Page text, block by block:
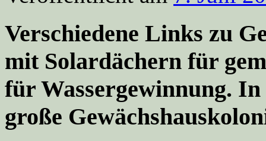
Verschiedene Links zu
mit Solardächern für
für Wassergewinnung.
große